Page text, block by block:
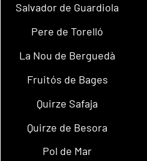
Salvador de Guardiola
Pere de Torelló
La Nou de Berguedà
Fruitós de Bages
Quirze Safaja
Quirze de Besora
Pol de Mar